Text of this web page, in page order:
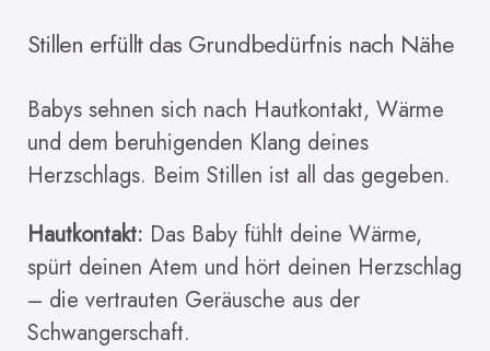
Stillen erfüllt das Grundbedürfnis nach Nähe
Babys sehnen sich nach Hautkontakt, Wärme
und dem beruhigenden Klang deines
Herzschlags. Beim Stillen ist all das gegeben.
Hautkontakt: Das Baby fühlt deine Wärme,
spürt deinen Atem und hört deinen Herzschlag
– die vertrauten Geräusche aus der
Schwangerschaft.